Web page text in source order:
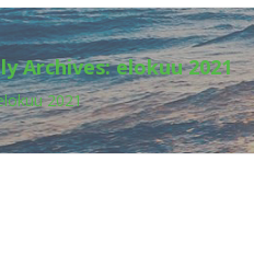
Archives:elokuu 2021
2021